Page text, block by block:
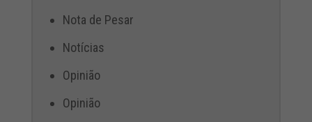
Nota de Pesar
Notícias
Opinião
Opinião